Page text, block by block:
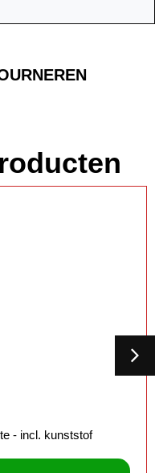
- incl. kunststof